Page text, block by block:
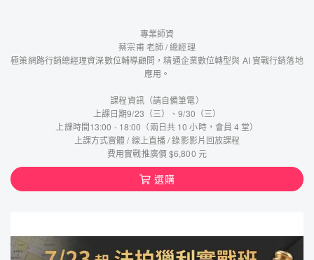
專業師資
蔡宗甫 老師 / 總經理
極策網路行銷總經理資深數位輔導顧問，精通企業數位轉型與 AI 實戰行銷落地
應用。
課程資訊（請自備筆電）
上課日期9/23（三）、9/30（三）
上課時間13:00 - 18:00（兩日共 10 小時，會員 4 堂）
上課方式實體 / 線上直播 / 錄影影片回放課程
費用實戰推廣價 $6,800 元
選購